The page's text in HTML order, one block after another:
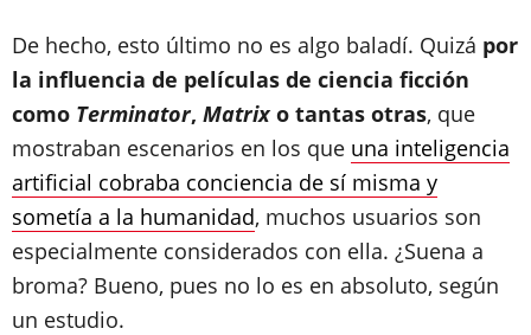
De hecho, esto último no es algo baladí. Quizá por
la influencia de películas de ciencia ficción
como Terminator, Matrixo tantas otras, que
mostraban escenarios en los que una inteligencia
artificial cobraba conciencia de sí misma y
sometía a la humanidad, muchos usuarios son
especialmente considerados con ella. ¿Suena a
broma? Bueno, pues no lo es en absoluto, según
un estudio.